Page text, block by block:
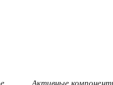
Активные